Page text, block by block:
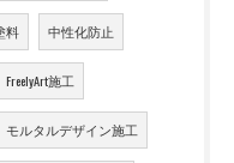
料 中性化防止
FreelyArt施工
モルタルデザイン施工